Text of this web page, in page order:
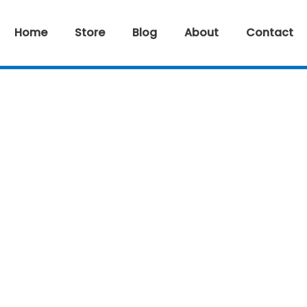
Home Store Blog About Contact